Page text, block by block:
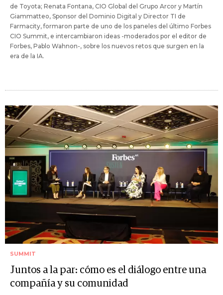
de Toyota; Renata Fontana, CIO Global del Grupo Arcor y Martín
Giammatteo, Sponsor del Dominio Digital y Director TI de
Farmacity, formaron parte de uno de los paneles del último Forbes
CIO Summit, e intercambiaron ideas -moderados por el editor de
Forbes, Pablo Wahnon-, sobre los nuevos retos que surgen en la
era de la IA.
SUMMIT
Juntos a la par: cómo es el diálogo entre una
compañía y su comunidad